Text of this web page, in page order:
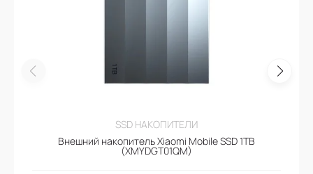
SSD НАКОПИТЕЛИ
Внешний накопитель Xiaomi Mobile SSD 1TB
(XMYDGT01QM)